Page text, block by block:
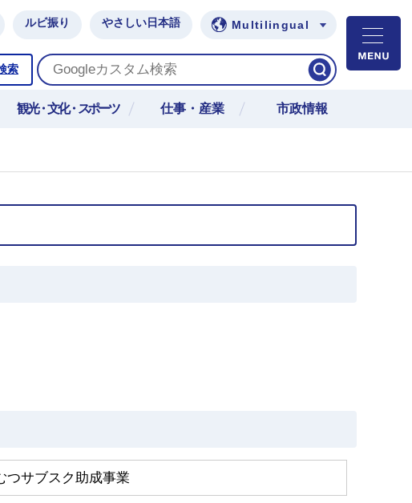
ルビ振り やさしい日本語 Multilingual
索
観光・文化・スポーツ 仕事・産業 市政情報
つサブスク助成事業